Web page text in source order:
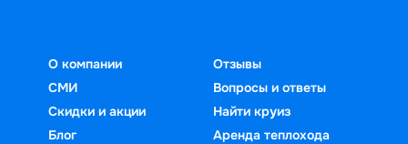
О компании
СМИ
Скидки и акции
Блог
Отзывы
Вопросы и ответы
Найти круиз
Аренда теплохода